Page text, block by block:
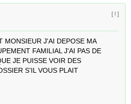
[ ! ]
MONSIEUR J'AI DEPOSE MA
FAMILIAL J'AI PAS DE
JE PUISSE VOIR DES
S'IL VOUS PLAIT